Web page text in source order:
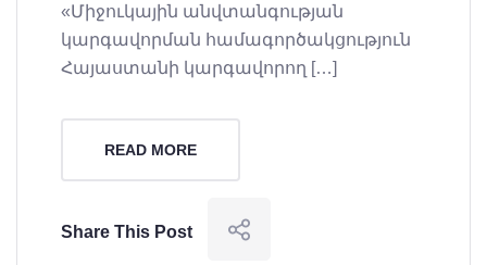
«Միջուկային անվտանգության
կարգավորման համագործակցություն
Հայաստանի կարգավորող […]
READ MORE
Share This Post